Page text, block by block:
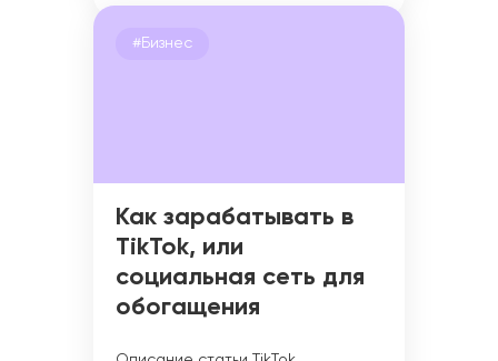
#Бизнес
Как зарабатывать в
TikTok, или
социальная сеть для
обогащения